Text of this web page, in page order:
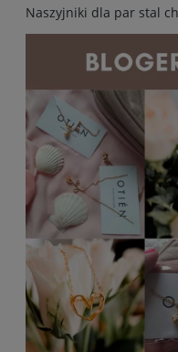
Naszyjniki dla par stal